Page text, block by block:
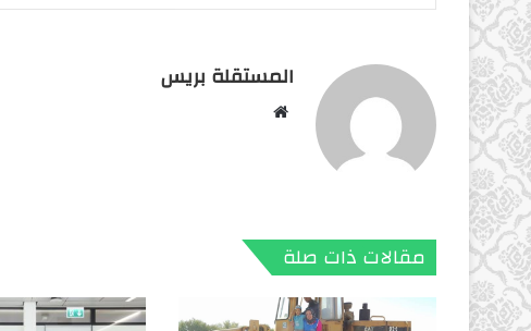
المستقلة بريس
مقالات ذات صلة